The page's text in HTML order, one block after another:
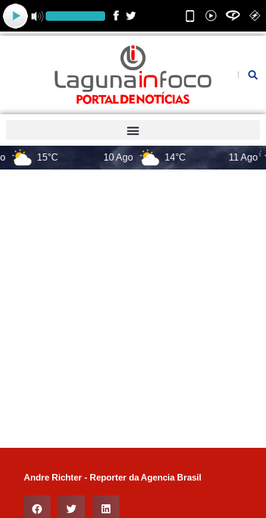
para
o
15°C 10 Ago 14°C 11 Ago
Andre Richter - Reporter da Agencia Brasil